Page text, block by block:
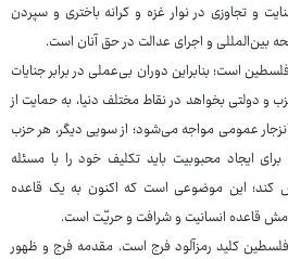
و تجاوزی در نوار غزه و کرانه باختری و سپردن
بین‌المللی و اجرای عدالت در حق آنان است.
است؛ بنابراین دوران بی‌عملی در برابر جنایات
و دولتی بخواهد در نقاط مختلف دنیا، به حمایت از
انزجار عمومی مواجه می‌شود؛ از سویی دیگر، هر حزب
ایجاد محبوبیت باید تکلیف خود را با مسئله
این موضوعی است که اکنون به یک قاعده
قاعده انسانیت و شرافت و حریّت است.
کلید رمزآلود فرج است. مقدمه فرج و ظهور